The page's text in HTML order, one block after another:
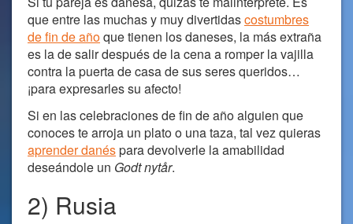
que entre las muchas y muy divertidascostumbres
de fin de añoque tienen los daneses, la más extraña
es la de salir después de la cena a romper la vajilla
contra la puerta de casa de sus seres queridos…
¡para expresarles su afecto!
Si en las celebraciones de fin de año alguien que
conoces te arroja un plato o una taza, tal vez quieras
aprender danéspara devolverle la amabilidad
deseándole un Godt nytår.
2) Rusia